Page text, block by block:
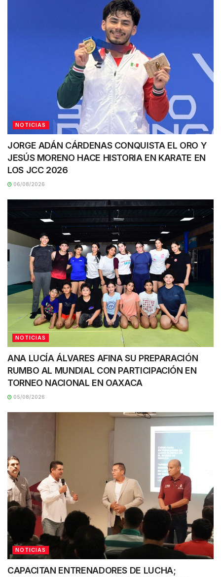
NOTICIAS
JORGE ADÁN CÁRDENAS CONQUISTA EL ORO Y
JESÚS MORENO HACE HISTORIA EN KARATE EN
LOS JCC 2026
06/08/2026
NOTICIAS
ANA LUCÍA ÁLVARES AFINA SU PREPARACIÓN
RUMBO AL MUNDIAL CON PARTICIPACIÓN EN
TORNEO NACIONAL EN OAXACA
05/08/2026
NOTICIAS
CAPACITAN ENTRENADORES DE LUCHA;